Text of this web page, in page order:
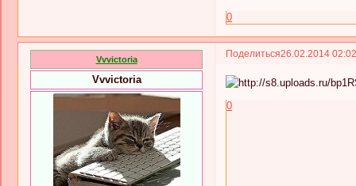
0
Поделиться26.02.2014
Vvvictoria
Vvvictoria
0